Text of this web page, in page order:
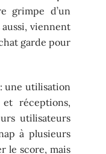
grimpe d’un
viennent
garde pour
: une utilisation
réceptions,
utilisateurs
à plusieurs
le score, mais